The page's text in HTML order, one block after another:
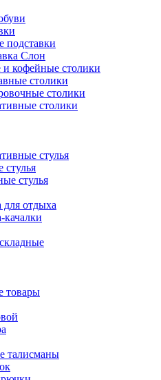
подставки
Слон
кофейные столики
столики
столики
столики
стулья
стулья
стулья
для отдыха
качалки
товары
талисманы